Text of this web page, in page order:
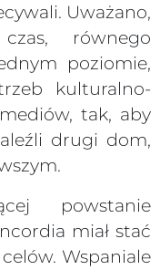
Uważano,
równego
poziomie,
kulturalno-
tak, aby
drugi dom,
powstanie
miał stać
Wspaniale